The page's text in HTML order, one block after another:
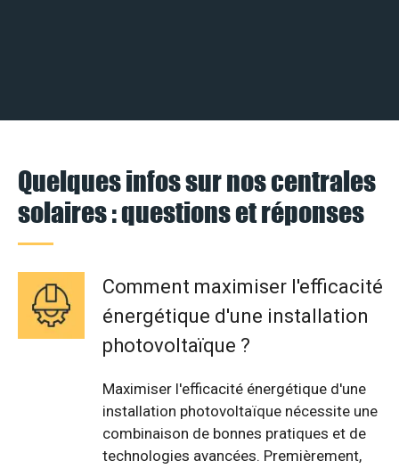
Quelques infos sur nos centrales
solaires : questions et réponses
Comment maximiser l'efficacité
énergétique d'une installation
photovoltaïque ?
Maximiser l'efficacité énergétique d'une
installation photovoltaïque nécessite une
combinaison de bonnes pratiques et de
technologies avancées. Premièrement,